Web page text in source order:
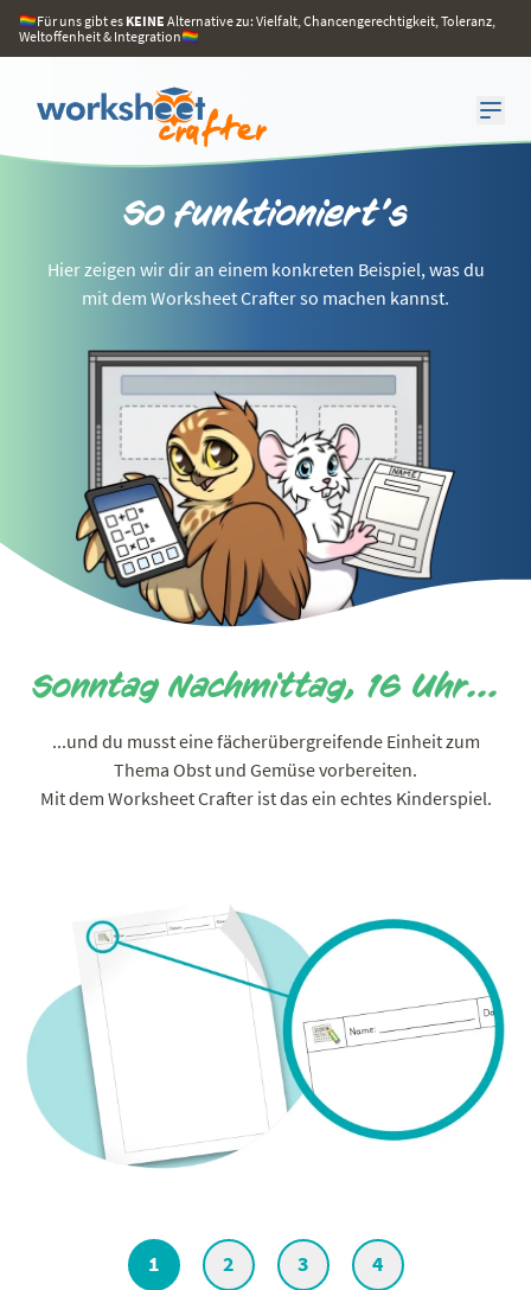
🏳️‍🌈Für uns gibt es KEINE Alternative zu: Vielfalt, Chancengerechtigkeit, Toleranz,
Weltoffenheit & Integration🏳️‍🌈
So funktioniert's
Hier zeigen wir dir an einem konkreten Beispiel, was du
mit dem Worksheet Crafter so machen kannst.
Sonntag Nachmittag, 16 Uhr...
...und du musst eine fächerübergreifende Einheit zum
Thema Obst und Gemüse vorbereiten.
Mit dem Worksheet Crafter ist das ein echtes Kinderspiel.
1 2 3 4